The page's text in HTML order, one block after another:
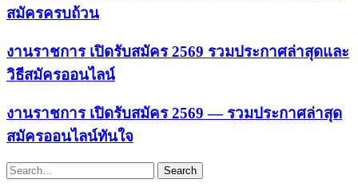
สมัครครบถ้วน
งานราชการ เปิดรับสมัคร 2569 รวมประกาศล่าสุดและ
วิธีสมัครออนไลน์
งานราชการ เปิดรับสมัคร 2569 — รวมประกาศล่าสุด
สมัครออนไลน์ทันใจ
Search